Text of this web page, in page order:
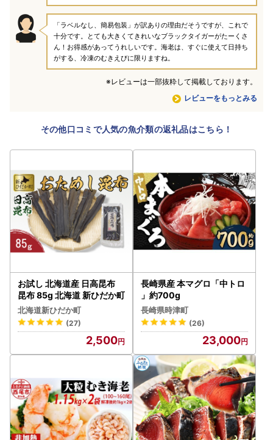
レビューをもっとみる
「ラベルなし、簡易包装」が訳ありの理由だそうですが、これで
十分です。とても大きくてきれいなブラックタイガーがたーくさ
ん！お得感があってうれしいです。海老は、すぐに使えて日持ち
がする、冷凍のむきえびに限りますね。
※レビューは一部抜粋して掲載しております。
その他口コミで人気の魚介類の返礼品はこちら！
お試し 北海道産 日高昆布
昆布 85g 北海道 新ひだか町
北海道新ひだか町
(27)
2,500
長崎県産 本マグロ「中トロ
」約700g
長崎県時津町
(26)
23,000